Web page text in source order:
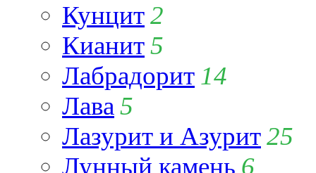
Кунцит2
Кианит5
Лабрадорит 14
Лава 5
Лазурит и Азурит25
Лунный камень 6